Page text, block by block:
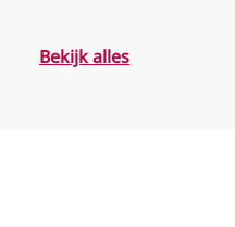
Bekijk alles